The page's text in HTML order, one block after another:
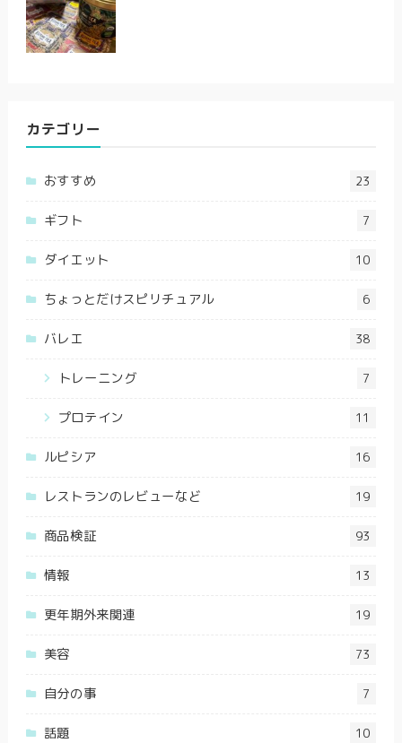
カテゴリー
おすすめ 23
ギフト 7
ダイエット 10
ちょっとだけスピリチュアル 6
バレエ 38
トレーニング 7
プロテイン 11
ルピシア 16
レストランのレビューなど 19
商品検証 93
情報 13
更年期外来関連 19
美容 73
自分の事 7
話題 10